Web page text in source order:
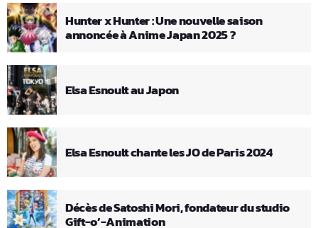
Hunter x Hunter : Une nouvelle saison
annoncée à Anime Japan 2025 ?
Elsa Esnoult au Japon
Elsa Esnoult chante les JO de Paris 2024
Décès de Satoshi Mori, fondateur du studio
Gift-o’-Animation